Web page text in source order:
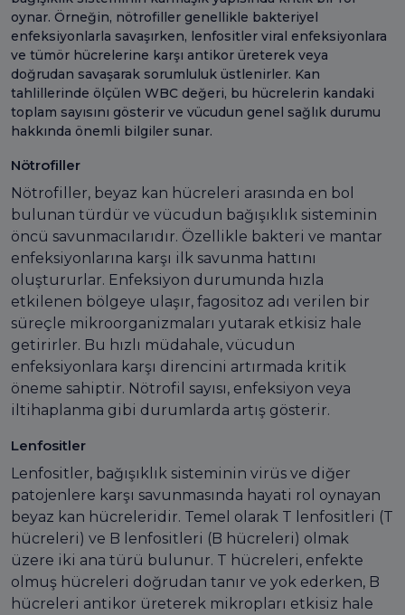
oynar. Örneğin, nötrofiller genellikle bakteriyel
enfeksiyonlarla savaşırken, lenfositler viral enfeksiyonlara
ve tümör hücrelerine karşı antikor üreterek veya
doğrudan savaşarak sorumluluk üstlenirler. Kan
tahlillerinde ölçülen WBC değeri, bu hücrelerin kandaki
toplam sayısını gösterir ve vücudun genel sağlık durumu
hakkında önemli bilgiler sunar.
Nötrofiller
Nötrofiller, beyaz kan hücreleri arasında en bol
bulunan türdür ve vücudun bağışıklık sisteminin
öncü savunmacılarıdır. Özellikle bakteri ve mantar
enfeksiyonlarına karşı ilk savunma hattını
oluştururlar. Enfeksiyon durumunda hızla
etkilenen bölgeye ulaşır, fagositoz adı verilen bir
süreçle mikroorganizmaları yutarak etkisiz hale
getirirler. Bu hızlı müdahale, vücudun
enfeksiyonlara karşı direncini artırmada kritik
öneme sahiptir. Nötrofil sayısı, enfeksiyon veya
iltihaplanma gibi durumlarda artış gösterir.
Lenfositler
Lenfositler, bağışıklık sisteminin virüs ve diğer
patojenlere karşı savunmasında hayati rol oynayan
beyaz kan hücreleridir. Temel olarak T lenfositleri (T
hücreleri) ve B lenfositleri (B hücreleri) olmak
üzere iki ana türü bulunur. T hücreleri, enfekte
olmuş hücreleri doğrudan tanır ve yok ederken, B
hücreleri antikor üreterek mikropları etkisiz hale